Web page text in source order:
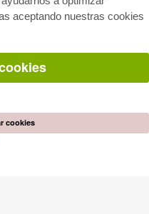
aceptando nuestras cookies
cookies